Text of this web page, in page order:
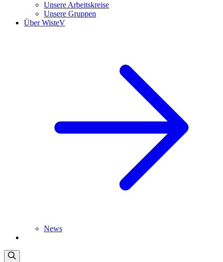
Unsere Arbeitskreise
Unsere Gruppen
Über WisteV
News